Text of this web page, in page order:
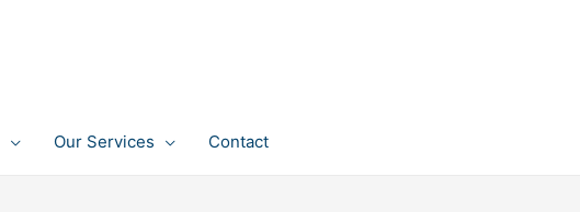
Our Services Contact